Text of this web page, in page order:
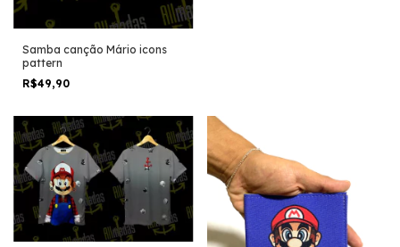
Samba canção Mário icons
pattern
R$49,90